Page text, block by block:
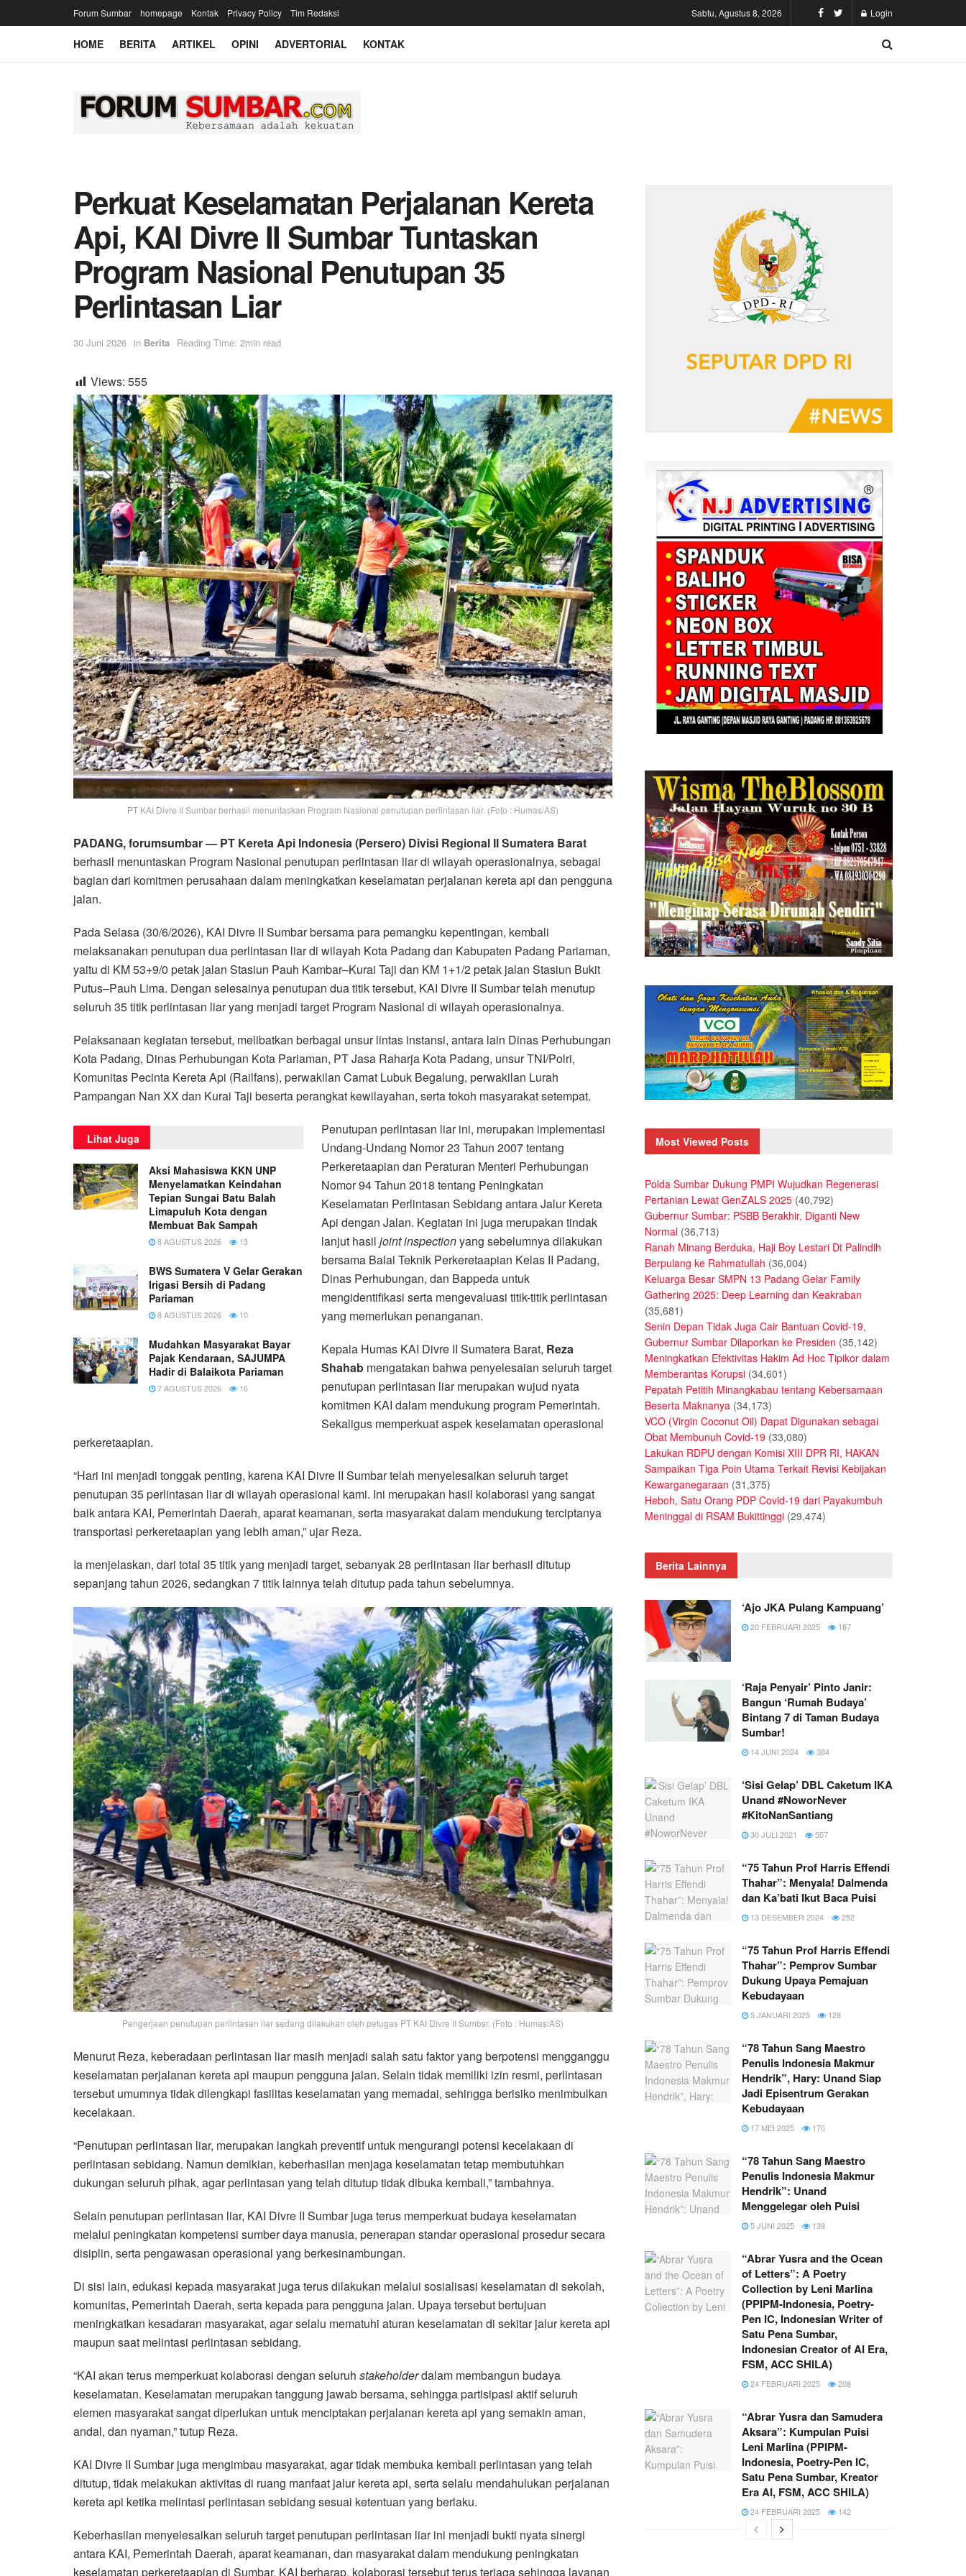
Forum Sumbar homepage Kontak Privacy Policy Tim Redaksi Sabtu, Agustus 8, 2026 Login
HOME BERITA ARTIKEL OPINI ADVERTORIAL KONTAK
Perkuat Keselamatan Perjalanan Kereta
Api, KAI Divre II Sumbar Tuntaskan
Program Nasional Penutupan 35
Perlintasan Liar
30 Juni 2026 in Berita Reading Time: 2min read
Views: 555
PT KAI Divre II Sumbar berhasil menuntaskan Program Nasional penutupan perlintasan liar. (Foto : Humas/AS)
PADANG, forumsumbar — PT Kereta Api Indonesia (Persero) Divisi Regional II Sumatera Barat
berhasil menuntaskan Program Nasional penutupan perlintasan liar di wilayah operasionalnya, sebagai
bagian dari komitmen perusahaan dalam meningkatkan keselamatan perjalanan kereta api dan pengguna
jalan.
Pada Selasa (30/6/2026), KAI Divre II Sumbar bersama para pemangku kepentingan, kembali
melaksanakan penutupan dua perlintasan liar di wilayah Kota Padang dan Kabupaten Padang Pariaman,
yaitu di KM 53+9/0 petak jalan Stasiun Pauh Kambar–Kurai Taji dan KM 1+1/2 petak jalan Stasiun Bukit
Putus–Pauh Lima. Dengan selesainya penutupan dua titik tersebut, KAI Divre II Sumbar telah menutup
seluruh 35 titik perlintasan liar yang menjadi target Program Nasional di wilayah operasionalnya.
Pelaksanaan kegiatan tersebut, melibatkan berbagai unsur lintas instansi, antara lain Dinas Perhubungan
Kota Padang, Dinas Perhubungan Kota Pariaman, PT Jasa Raharja Kota Padang, unsur TNI/Polri,
Komunitas Pecinta Kereta Api (Railfans), perwakilan Camat Lubuk Begalung, perwakilan Lurah
Pampangan Nan XX dan Kurai Taji beserta perangkat kewilayahan, serta tokoh masyarakat setempat.
Lihat Juga
Aksi Mahasiswa KKN UNP
Menyelamatkan Keindahan
Tepian Sungai Batu Balah
Limapuluh Kota dengan
Membuat Bak Sampah
8 AGUSTUS 2026 13
BWS Sumatera V Gelar Gerakan
Irigasi Bersih di Padang
Pariaman
8 AGUSTUS 2026 10
Mudahkan Masyarakat Bayar
Pajak Kendaraan, SAJUMPA
Hadir di Balaikota Pariaman
7 AGUSTUS 2026 16
Penutupan perlintasan liar ini, merupakan implementasi
Undang-Undang Nomor 23 Tahun 2007 tentang
Perkeretaapian dan Peraturan Menteri Perhubungan
Nomor 94 Tahun 2018 tentang Peningkatan
Keselamatan Perlintasan Sebidang antara Jalur Kereta
Api dengan Jalan. Kegiatan ini juga merupakan tindak
lanjut hasil joint inspectionyang sebelumnya dilakukan
bersama Balai Teknik Perkeretaapian Kelas II Padang,
Dinas Perhubungan, dan Bappeda untuk
mengidentifikasi serta mengevaluasi titik-titik perlintasan
yang memerlukan penanganan.
Kepala Humas KAI Divre II Sumatera Barat, Reza
Shahab mengatakan bahwa penyelesaian seluruh target
penutupan perlintasan liar merupakan wujud nyata
komitmen KAI dalam mendukung program Pemerintah.
Sekaligus memperkuat aspek keselamatan operasional
perkeretaapian.
“Hari ini menjadi tonggak penting, karena KAI Divre II Sumbar telah menyelesaikan seluruh target
penutupan 35 perlintasan liar di wilayah operasional kami. Ini merupakan hasil kolaborasi yang sangat
baik antara KAI, Pemerintah Daerah, aparat keamanan, serta masyarakat dalam mendukung terciptanya
transportasi perkeretaapian yang lebih aman,” ujar Reza.
Ia menjelaskan, dari total 35 titik yang menjadi target, sebanyak 28 perlintasan liar berhasil ditutup
sepanjang tahun 2026, sedangkan 7 titik lainnya telah ditutup pada tahun sebelumnya.
Pengerjaan penutupan perlintasan liar sedang dilakukan oleh petugas PT KAI Divre II Sumbsr. (Foto : Humas/AS)
Menurut Reza, keberadaan perlintasan liar masih menjadi salah satu faktor yang berpotensi mengganggu
keselamatan perjalanan kereta api maupun pengguna jalan. Selain tidak memiliki izin resmi, perlintasan
tersebut umumnya tidak dilengkapi fasilitas keselamatan yang memadai, sehingga berisiko menimbulkan
kecelakaan.
“Penutupan perlintasan liar, merupakan langkah preventif untuk mengurangi potensi kecelakaan di
perlintasan sebidang. Namun demikian, keberhasilan menjaga keselamatan tetap membutuhkan
dukungan seluruh pihak, agar perlintasan yang telah ditutup tidak dibuka kembali,” tambahnya.
Selain penutupan perlintasan liar, KAI Divre II Sumbar juga terus memperkuat budaya keselamatan
melalui peningkatan kompetensi sumber daya manusia, penerapan standar operasional prosedur secara
disiplin, serta pengawasan operasional yang berkesinambungan.
Di sisi lain, edukasi kepada masyarakat juga terus dilakukan melalui sosialisasi keselamatan di sekolah,
komunitas, Pemerintah Daerah, serta kepada para pengguna jalan. Upaya tersebut bertujuan
meningkatkan kesadaran masyarakat, agar selalu mematuhi aturan keselamatan di sekitar jalur kereta api
maupun saat melintasi perlintasan sebidang.
“KAI akan terus memperkuat kolaborasi dengan seluruh stakeholderdalam membangun budaya
keselamatan. Keselamatan merupakan tanggung jawab bersama, sehingga partisipasi aktif seluruh
elemen masyarakat sangat diperlukan untuk menciptakan perjalanan kereta api yang semakin aman,
andal, dan nyaman,” tutup Reza.
KAI Divre II Sumbar juga mengimbau masyarakat, agar tidak membuka kembali perlintasan yang telah
ditutup, tidak melakukan aktivitas di ruang manfaat jalur kereta api, serta selalu mendahulukan perjalanan
kereta api ketika melintasi perlintasan sebidang sesuai ketentuan yang berlaku.
Keberhasilan menyelesaikan seluruh target penutupan perlintasan liar ini menjadi bukti nyata sinergi
antara KAI, Pemerintah Daerah, aparat keamanan, dan masyarakat dalam mendukung peningkatan
keselamatan perkeretaapian di Sumbar. KAI berharap, kolaborasi tersebut terus terjaga sehingga layanan
Most Viewed Posts
Polda Sumbar Dukung PMPI Wujudkan Regenerasi
Pertanian Lewat GenZALS 2025 (40,792)
Gubernur Sumbar: PSBB Berakhir, Diganti New
Normal (36,713)
Ranah Minang Berduka, Haji Boy Lestari Dt Palindih
Berpulang ke Rahmatullah (36,004)
Keluarga Besar SMPN 13 Padang Gelar Family
Gathering 2025: Deep Learning dan Keakraban
(35,681)
Senin Depan Tidak Juga Cair Bantuan Covid-19,
Gubernur Sumbar Dilaporkan ke Presiden (35,142)
Meningkatkan Efektivitas Hakim Ad Hoc Tipikor dalam
Memberantas Korupsi (34,601)
Pepatah Petitih Minangkabau tentang Kebersamaan
Beserta Maknanya (34,173)
VCO (Virgin Coconut Oil) Dapat Digunakan sebagai
Obat Membunuh Covid-19 (33,080)
Lakukan RDPU dengan Komisi XIII DPR RI, HAKAN
Sampaikan Tiga Poin Utama Terkait Revisi Kebijakan
Kewarganegaraan (31,375)
Heboh, Satu Orang PDP Covid-19 dari Payakumbuh
Meninggal di RSAM Bukittinggi (29,474)
Berita Lainnya
‘Ajo JKA Pulang Kampuang’
20 FEBRUARI 2025 187
‘Raja Penyair’ Pinto Janir:
Bangun ‘Rumah Budaya’
Bintang 7 di Taman Budaya
Sumbar!
14 JUNI 2024 384
‘Sisi Gelap’ DBL Caketum IKA
Unand #NoworNever
#KitoNanSantiang
30 JULI 2021 507
“75 Tahun Prof Harris Effendi
Thahar”: Menyala! Dalmenda
dan Ka’bati Ikut Baca Puisi
13 DESEMBER 2024 252
“75 Tahun Prof Harris Effendi
Thahar”: Pemprov Sumbar
Dukung Upaya Pemajuan
Kebudayaan
5 JANUARI 2025 128
“78 Tahun Sang Maestro
Penulis Indonesia Makmur
Hendrik”, Hary: Unand Siap
Jadi Episentrum Gerakan
Kebudayaan
17 MEI 2025 170
“78 Tahun Sang Maestro
Penulis Indonesia Makmur
Hendrik”: Unand
Menggelegar oleh Puisi
5 JUNI 2025 139
“Abrar Yusra and the Ocean
of Letters”: A Poetry
Collection by Leni Marlina
(PPIPM-Indonesia, Poetry-
Pen IC, Indonesian Writer of
Satu Pena Sumbar,
Indonesian Creator of AI Era,
FSM, ACC SHILA)
24 FEBRUARI 2025 208
“Abrar Yusra dan Samudera
Aksara”: Kumpulan Puisi
Leni Marlina (PPIPM-
Indonesia, Poetry-Pen IC,
Satu Pena Sumbar, Kreator
Era AI, FSM, ACC SHILA)
24 FEBRUARI 2025 142